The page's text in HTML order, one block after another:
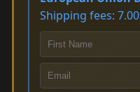
Shipping fees: